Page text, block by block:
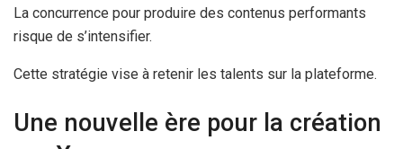
La concurrence pour produire des contenus performants
risque de s’intensifier.
Cette stratégie vise à retenir les talents sur la plateforme.
Une nouvelle ère pour la création